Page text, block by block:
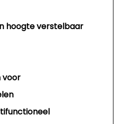
hoogte verstelbaar
voor